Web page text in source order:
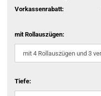
Vorkassenrabatt:
mit Rollauszügen:
Tiefe: